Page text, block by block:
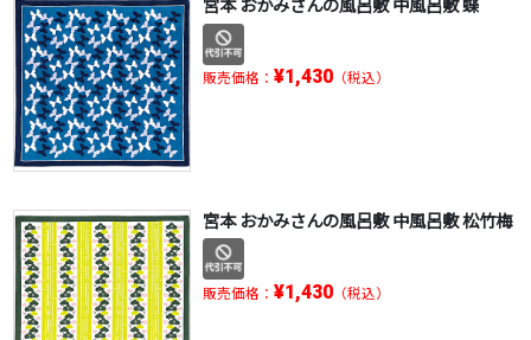
販売価格： ¥1,430（税込）
宮本 おかみさんの風呂敷 中風呂敷 松竹梅
販売価格： ¥1,430（税込）